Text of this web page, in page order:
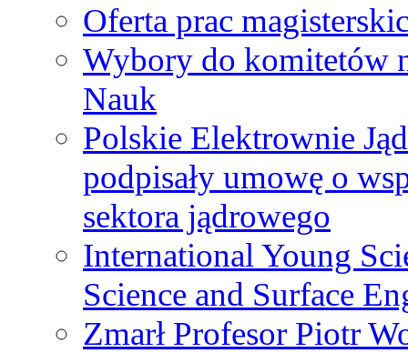
Oferta prac
Wybory do komitetów
Nauk
Polskie Elektrownie
podpisały umowę o
sektora jądrowego
International Young
Science and Surface
Zmarł Profesor Piotr